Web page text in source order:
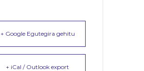
+ Google Egutegira gehitu
+ iCal / Outlook export